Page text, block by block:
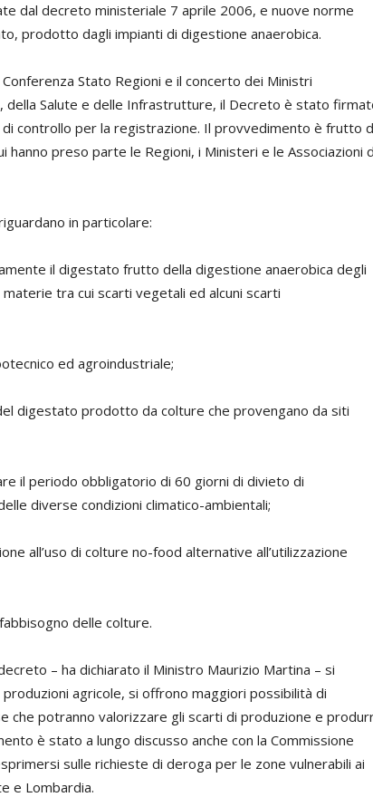
dal decreto ministeriale 7 aprile 2006, e nuove norme
prodotto dagli impianti di digestione anaerobica.
Stato Regioni e il concerto dei Ministri
della Salute e delle Infrastrutture, il Decreto è stato
controllo per la registrazione. Il provvedimento è frutto
preso parte le Regioni, i Ministeri e le Associazioni
in particolare:
il digestato frutto della digestione anaerobica degli
tra cui scarti vegetali ed alcuni scarti
ed agroindustriale;
digestato prodotto da colture che provengano da siti
il periodo obbligatorio di 60 giorni di divieto di
diverse condizioni climatico-ambientali;
all’uso di colture no-food alternative all’utilizzazione
delle colture.
– ha dichiarato il Ministro Maurizio Martina – si
agricole, si offrono maggiori possibilità di
che potranno valorizzare gli scarti di produzione e
è stato a lungo discusso anche con la Commissione
sulle richieste di deroga per le zone vulnerabili ai
e Lombardia.